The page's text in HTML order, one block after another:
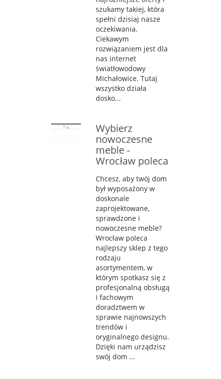
szukamy takiej, która
spełni dzisiaj nasze
oczekiwania.
Ciekawym
rozwiązaniem jest dla
nas internet
światłowodowy
Michałowice. Tutaj
wszystko działa
dosko...
Wybierz
nowoczesne
meble -
Wrocław poleca
Chcesz, aby twój dom
był wyposażony w
doskonale
zaprojektowane,
sprawdzone i
nowoczesne meble?
Wrocław poleca
najlepszy sklep z tego
rodzaju
asortymentem, w
którym spotkasz się z
profesjonalną obsługą
i fachowym
doradztwem w
sprawie najnowszych
trendów i
oryginalnego designu.
Dzięki nam urządzisz
swój dom ...